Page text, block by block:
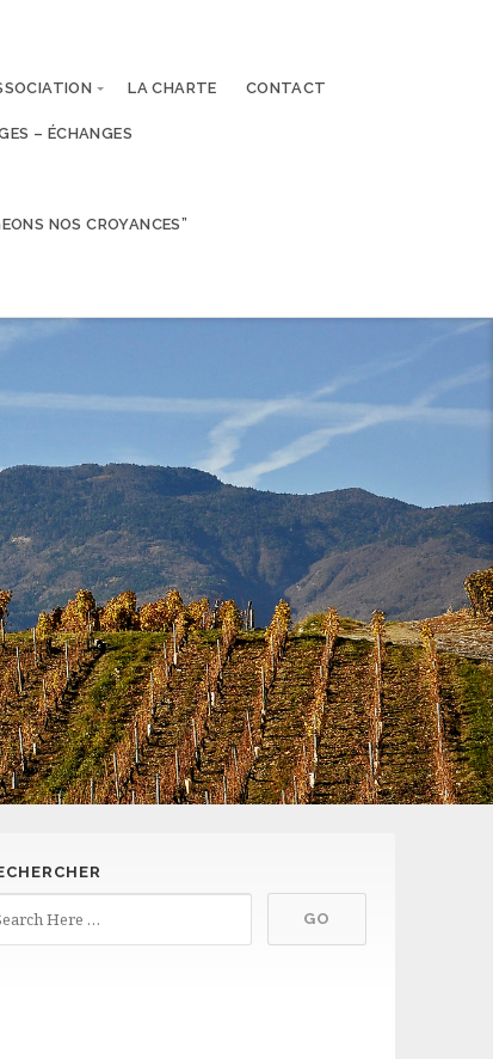
LA CHARTE CONTACT
– ÉCHANGES
NOS CROYANCES”